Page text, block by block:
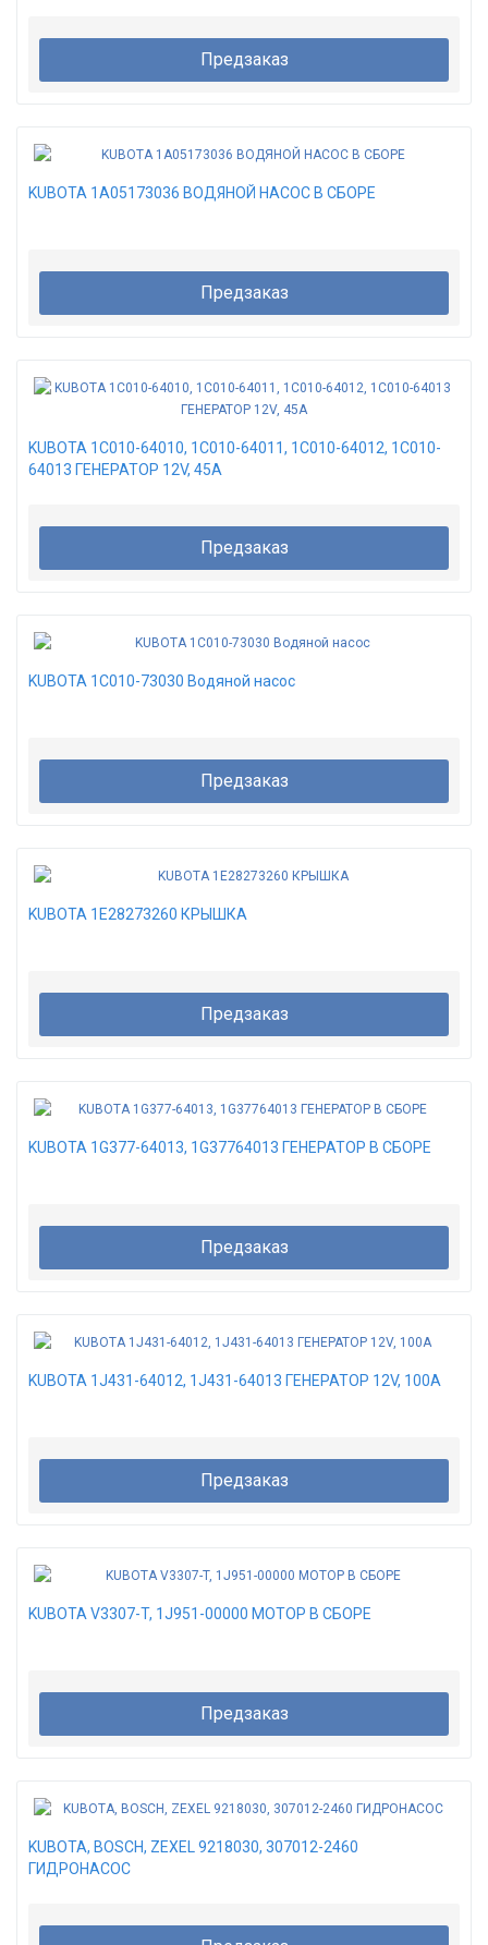
Предзаказ
KUBOTA 1A05173036 ВОДЯНОЙ НАСОС В СБОРЕ
Предзаказ
KUBOTA 1C010-64010, 1C010-64011, 1C010-64012, 1C010-
64013 ГЕНЕРАТОР 12V, 45A
Предзаказ
KUBOTA 1C010-73030 Водяной насос
Предзаказ
KUBOTA 1E28273260 КРЫШКА
Предзаказ
KUBOTA 1G377-64013, 1G37764013 ГЕНЕРАТОР В СБОРЕ
Предзаказ
KUBOTA 1J431-64012, 1J431-64013 ГЕНЕРАТОР 12V, 100A
Предзаказ
KUBOTA V3307-T, 1J951-00000 МОТОР В СБОРЕ
Предзаказ
KUBOTA, BOSCH, ZEXEL 9218030, 307012-2460
ГИДРОНАСОС